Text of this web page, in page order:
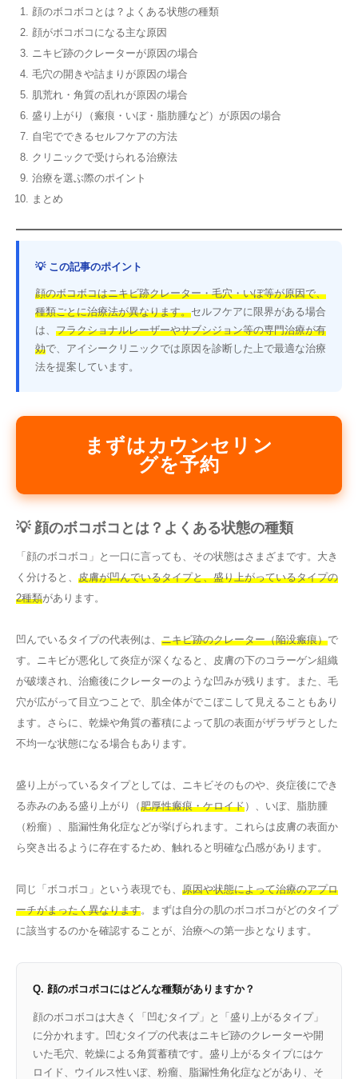
顔のボコボコとは？よくある状態の種類
顔がボコボコになる主な原因
ニキビ跡のクレーターが原因の場合
毛穴の開きや詰まりが原因の場合
肌荒れ・角質の乱れが原因の場合
盛り上がり（瘢痕・いぼ・脂肪腫など）が原因の場合
自宅でできるセルフケアの方法
クリニックで受けられる治療法
治療を選ぶ際のポイント
まとめ
💡 この記事のポイント
顔のボコボコはニキビ跡クレーター・毛穴・いぼ等が原因で、
種類ごとに治療法が異なります。セルフケアに限界がある場合
は、 フラクショナルレーザーやサブシジョン等の専門治療が有
効で、アイシークリニックでは原因を診断した上で最適な治療
法を提案しています。
まずはカウンセリン
グを予約
💡 顔のボコボコとは？よくある状態の種類
「顔のボコボコ」と一口に言っても、その状態はさまざまです。大き
く分けると、 皮膚が凹んでいるタイプと、盛り上がっているタイプの
2種類があります。
凹んでいるタイプの代表例は、 ニキビ跡のクレーター（陥没瘢痕）で
す。ニキビが悪化して炎症が深くなると、皮膚の下のコラーゲン組織
が破壊され、治癒後にクレーターのような凹みが残ります。また、毛
穴が広がって目立つことで、肌全体がでこぼこして見えることもあり
ます。さらに、乾燥や角質の蓄積によって肌の表面がザラザラとした
不均一な状態になる場合もあります。
盛り上がっているタイプとしては、ニキビそのものや、炎症後にでき
る赤みのある盛り上がり（肥厚性瘢痕・ケロイド）、いぼ、脂肪腫
（粉瘤）、脂漏性角化症などが挙げられます。これらは皮膚の表面か
ら突き出るように存在するため、触れると明確な凸感があります。
同じ「ボコボコ」という表現でも、 原因や状態によって治療のアプロ
ーチがまったく異なります。まずは自分の肌のボコボコがどのタイプ
に該当するのかを確認することが、治療への第一歩となります。
Q. 顔のボコボコにはどんな種類がありますか？
顔のボコボコは大きく「凹むタイプ」と「盛り上がるタイプ」
に分かれます。凹むタイプの代表はニキビ跡のクレーターや開
いた毛穴、乾燥による角質蓄積です。盛り上がるタイプにはケ
ロイド、ウイルス性いぼ、粉瘤、脂漏性角化症などがあり、そ